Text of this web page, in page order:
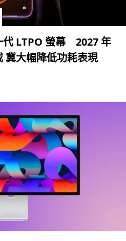
LTPO 螢幕 2027 年
大幅降低功耗表現